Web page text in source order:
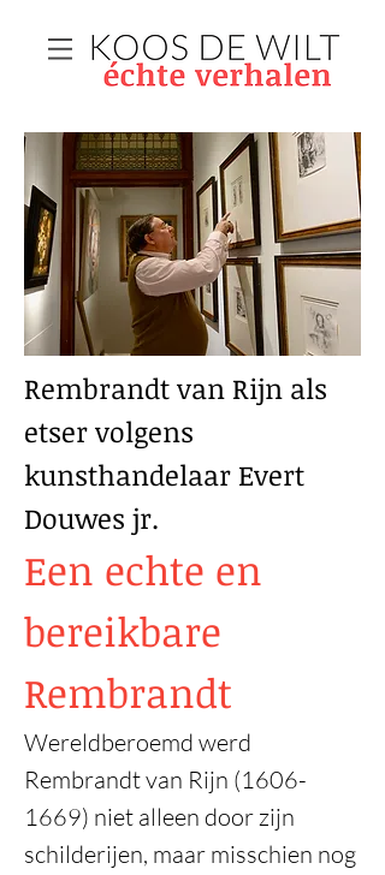
Rembrandt van Rijn als
etser volgens
kunsthandelaar Evert
Douwes jr.
Een echte en
bereikbare
Rembrandt
Wereldberoemd werd
Rembrandt van Rijn (1606-
1669) niet alleen door zijn
schilderijen, maar misschien nog